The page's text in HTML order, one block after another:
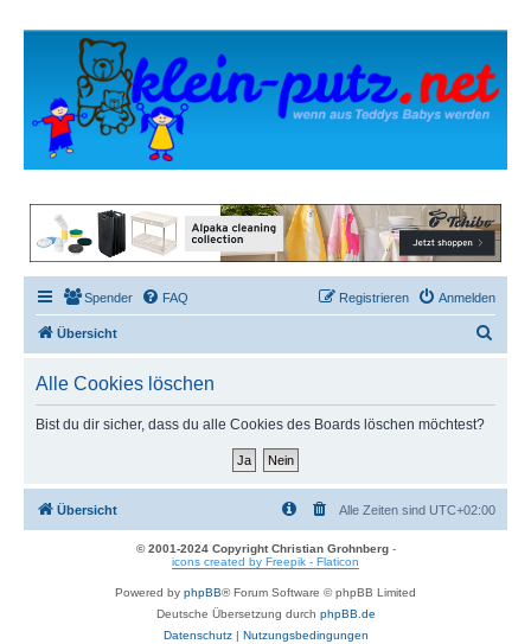
Spender FAQ Anmelden
Registrieren
Übersicht
Alle Cookies löschen
Bist du dir sicher, dass du alle Cookies des Boards löschen möchtest?
Übersicht Alle Zeiten sind UTC+02:00
© 2001-2024 Copyright Christian Grohnberg-
icons created by Freepik - Flaticon
Powered by phpBB® Forum Software © phpBB Limited
Deutsche Übersetzung durch phpBB.de
Datenschutz| Nutzungsbedingungen